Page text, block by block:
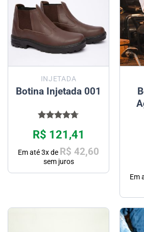
INJETADA
Botina Injetada 001
4.67 de 5
R$ 121,41
Em até3x de R$ 42,60
sem juros
Em